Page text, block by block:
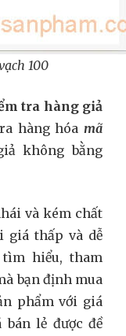
100
tra hàng giả
hàng hóa mã
không bằng
và kém chất
giá thấp và dễ
hiểu, tham
bạn định mua
phẩm với giá
lẻ được đề